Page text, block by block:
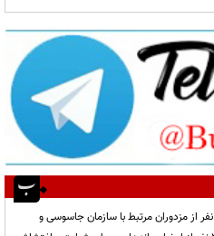
وزارت اطلاعات: شناسایی و دستگیری ۲۱ نفر از مزدوران مرتبط با سازمان جاسوسی و